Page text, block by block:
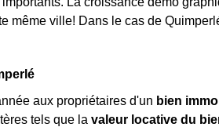
même ville! Dans le cas de
aux propriétaires d'un bien
tels que la valeur locative du